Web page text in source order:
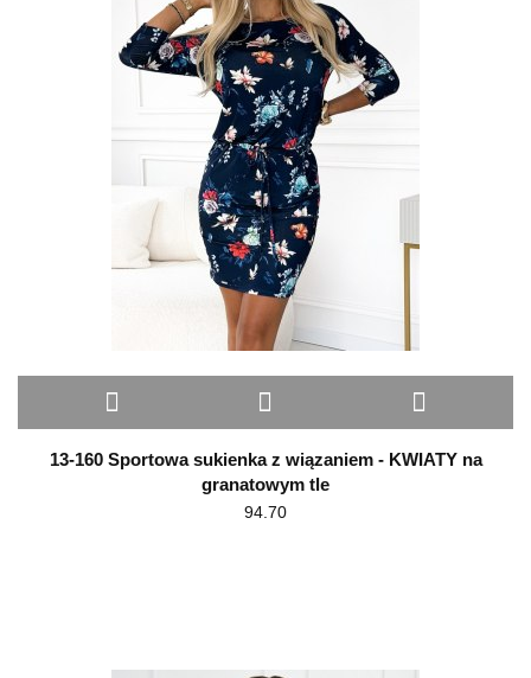
13-160 Sportowa sukienka z wiązaniem - KWIATY na
granatowym tle
94.70